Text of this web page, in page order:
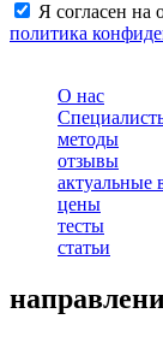
Я согласен на
политика
О нас
методы
отзывы
актуальные
цены
тесты
статьи